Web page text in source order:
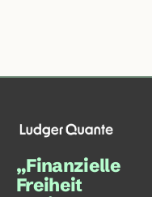
„Finanzielle
Freiheit